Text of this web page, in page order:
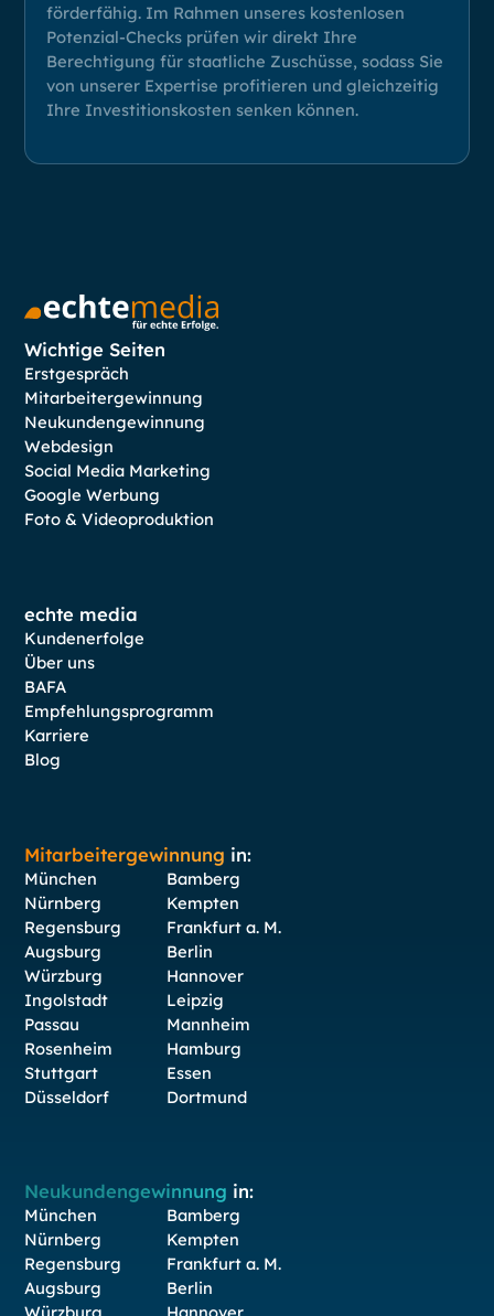
förderfähig. Im Rahmen unseres kostenlosen
Potenzial-Checks prüfen wir direkt Ihre
Berechtigung für staatliche Zuschüsse, sodass Sie
von unserer Expertise profitieren und gleichzeitig
Ihre Investitionskosten senken können.
Wichtige Seiten
Erstgespräch
Mitarbeitergewinnung
Neukundengewinnung
Webdesign
Social Media Marketing
Google Werbung
Foto & Videoproduktion
echte media
Kundenerfolge
Über uns
BAFA
Empfehlungsprogramm
Karriere
Blog
Mitarbeitergewinnung in:
München
Nürnberg
Regensburg
Augsburg
Würzburg
Ingolstadt
Passau
Rosenheim
Stuttgart
Düsseldorf
Bamberg
Kempten
Frankfurt a. M.
Berlin
Hannover
Leipzig
Mannheim
Hamburg
Essen
Dortmund
Neukundengewinnung in:
München
Nürnberg
Regensburg
Augsburg
Bamberg
Kempten
Frankfurt a. M.
Berlin